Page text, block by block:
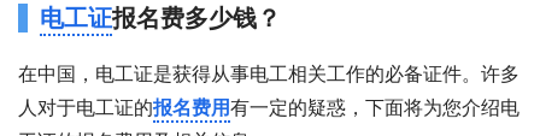
电工证报名费多少钱？
在中国，电工证是获得从事电工相关工作的必备证件。许多
人对于电工证的报名费用有一定的疑惑，下面将为您介绍电